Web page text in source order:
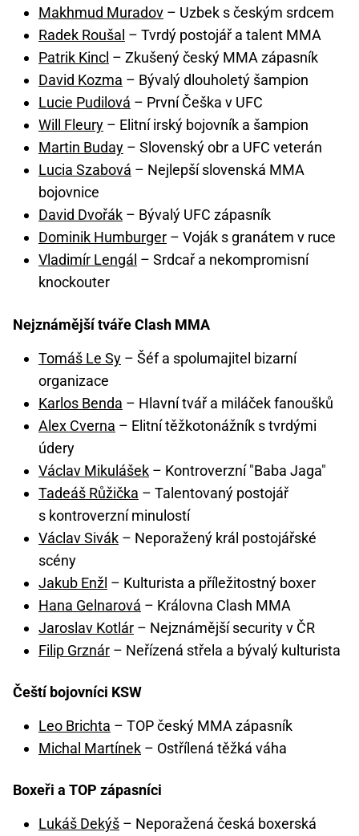
Makhmud Muradov – Uzbek s českým srdcem
Radek Roušal – Tvrdý postojář a talent MMA
Patrik Kincl – Zkušený český MMA zápasník
David Kozma – Bývalý dlouholetý šampion
Lucie Pudilová – První Češka v UFC
Will Fleury – Elitní irský bojovník a šampion
Martin Buday – Slovenský obr a UFC veterán
Lucia Szabová – Nejlepší slovenská MMA
bojovnice
David Dvořák – Bývalý UFC zápasník
Dominik Humburger – Voják s granátem v ruce
Vladimír Lengál – Srdcař a nekompromisní
knockouter
Nejznámější tváře Clash MMA
Tomáš Le Sy – Šéf a spolumajitel bizarní
organizace
Karlos Benda – Hlavní tvář a miláček fanoušků
Alex Cverna – Elitní těžkotonážník s tvrdými
údery
Václav Mikulášek – Kontroverzní "Baba Jaga"
Tadeáš Růžička – Talentovaný postojář
s kontroverzní minulostí
Václav Sivák – Neporažený král postojářské
scény
Jakub Enžl – Kulturista a příležitostný boxer
Hana Gelnarová – Královna Clash MMA
Jaroslav Kotlár – Nejznámější security v ČR
Filip Grznár – Neřízená střela a bývalý kulturista
Čeští bojovníci KSW
Leo Brichta – TOP český MMA zápasník
Michal Martínek – Ostřílená těžká váha
Boxeři a TOP zápasníci
Lukáš Dekýš – Neporažená česká boxerská